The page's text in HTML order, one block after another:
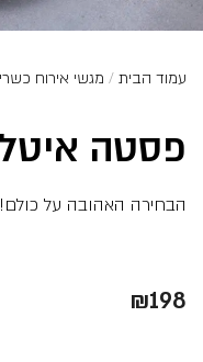
עמוד הבית / מגשי אירוח
פסטה
הבחירה האהובה על כולם!
₪198